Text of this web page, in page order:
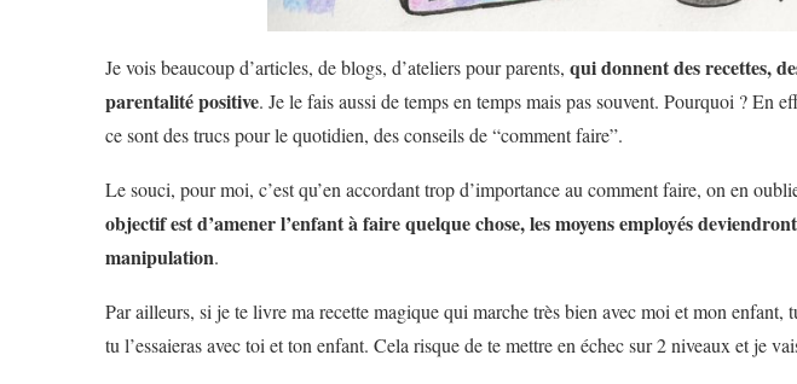
Je vois beaucoup d’articles, de blogs, d’ateliers pour parents, qui donnent des recettes,
parentalité positive. Je le fais aussi de temps en temps mais pas souvent. Pourquoi ? En
ce sont des trucs pour le quotidien, des conseils de “comment faire”.
Le souci, pour moi, c’est qu’en accordant trop d’importance au comment faire, on en
objectif est d’amener l’enfant à faire quelque chose, les moyens employés
manipulation.
Par ailleurs, si je te livre ma recette magique qui marche très bien avec moi et mon enfant,
tu l’essaieras avec toi et ton enfant. Cela risque de te mettre en échec sur 2 niveaux et je